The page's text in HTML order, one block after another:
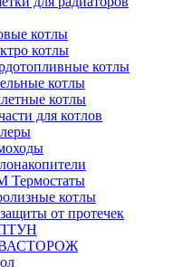
котлы
котлы
котлы
котлы
котлы
для котлов
Термостаты
котлы
от протечек